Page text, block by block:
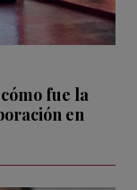
fue la
en